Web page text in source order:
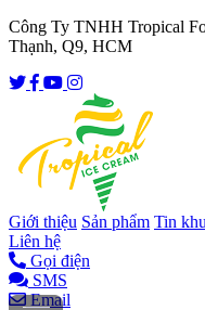
Công Ty TNHH Tropical
Thạnh, Q9, HCM
Giới thiệu Sản phẩm Tin
Liên hệ
Gọi điện
SMS
Email